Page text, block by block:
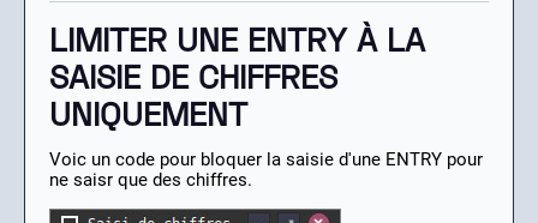
LIMITER UNE ENTRY À LA
SAISIE DE CHIFFRES
UNIQUEMENT
Voic un code pour bloquer la saisie d'une ENTRY pour
ne saisr que des chiffres.